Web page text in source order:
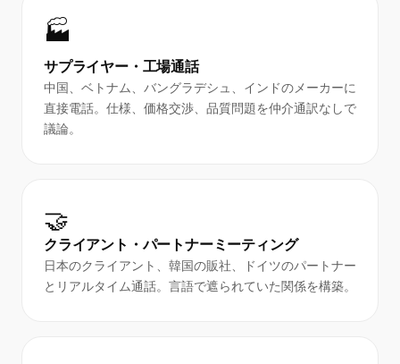
🏭
サプライヤー・工場通話
中国、ベトナム、バングラデシュ、インドのメーカーに
直接電話。仕様、価格交渉、品質問題を仲介通訳なしで
議論。
🤝
クライアント・パートナーミーティング
日本のクライアント、韓国の販社、ドイツのパートナー
とリアルタイム通話。言語で遮られていた関係を構築。